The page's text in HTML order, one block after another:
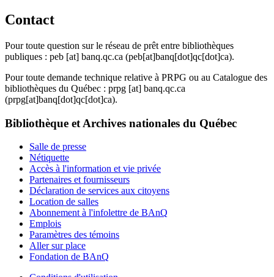
Contact
Pour toute question sur le réseau de prêt entre bibliothèques
publiques : peb [at] banq.qc.ca (peb[at]banq[dot]qc[dot]ca).
Pour toute demande technique relative à PRPG ou au Catalogue des
bibliothèques du Québec : prpg [at] banq.qc.ca
(prpg[at]banq[dot]qc[dot]ca).
Bibliothèque et Archives nationales du Québec
Salle de presse
Nétiquette
Accès à l'information et vie privée
Partenaires et fournisseurs
Déclaration de services aux citoyens
Location de salles
Abonnement à l'infolettre de BAnQ
Emplois
Paramètres des témoins
Aller sur place
Fondation de BAnQ